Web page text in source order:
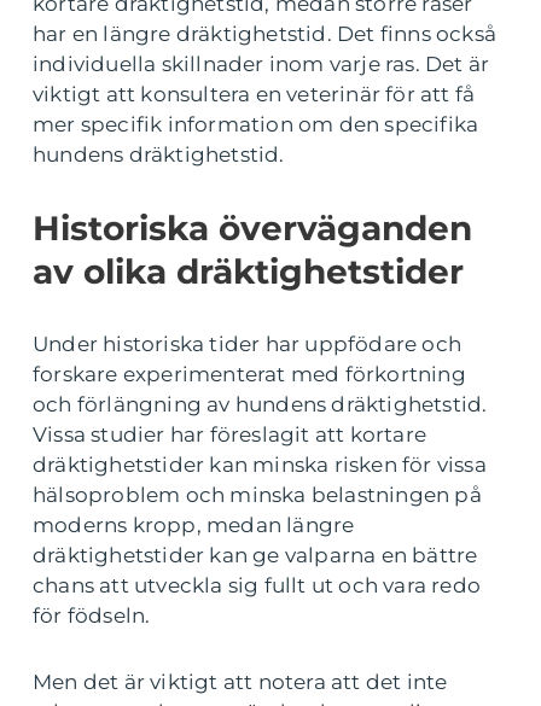
har en längre dräktighetstid. Det finns också
individuella skillnader inom varje ras. Det är
viktigt att konsultera en veterinär för att få
mer specifik information om den specifika
hundens dräktighetstid.
Historiska överväganden
av olika dräktighetstider
Under historiska tider har uppfödare och
forskare experimenterat med förkortning
och förlängning av hundens dräktighetstid.
Vissa studier har föreslagit att kortare
dräktighetstider kan minska risken för vissa
hälsoproblem och minska belastningen på
moderns kropp, medan längre
dräktighetstider kan ge valparna en bättre
chans att utveckla sig fullt ut och vara redo
för födseln.
Men det är viktigt att notera att det inte